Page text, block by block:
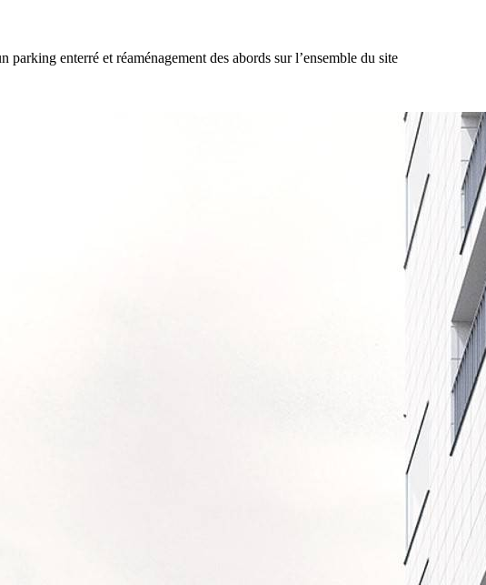
enterré et réaménagement des abords sur l’ensemble du site